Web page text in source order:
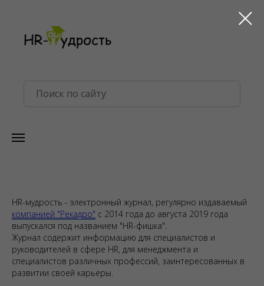
HR-мудрость - электронный журнал, регулярно издаваемый
компанией "Рекадро" с 2014 года до августа 2019 года
выпускался под названием "HR-фишка".
Журнал содержит информацию для специалистов и
руководителей в сфере HR, для менеджмента и
специалистов различных профессий, заинтересованных в
развитии своей карьеры.